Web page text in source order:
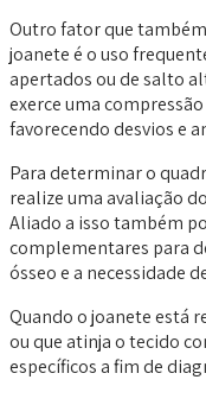
Outro fator que
joanete é o uso
apertados ou de salto
exerce uma
favorecendo desvios e
Para determinar o
realize uma avaliação
Aliado a isso também
complementares para
ósseo e a necessidade
Quando o joanete está
ou que atinja o tecido
específicos a fim de